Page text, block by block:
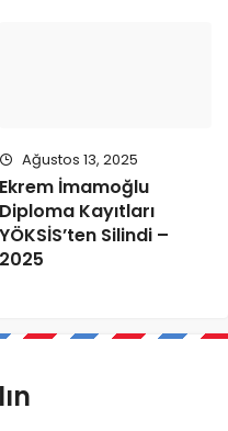
Ağustos 13, 2025
Ekrem İmamoğlu
Diploma Kayıtları
YÖKSİS’ten Silindi –
2025